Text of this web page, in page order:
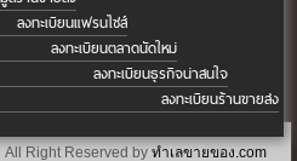
ลงทะเบียนแฟรนไชส์
ลงทะเบียนตลาดนัดใหม่
ลงทะเบียนธุรกิจน่าสนใจ
ลงทะเบียนร้านขายส่ง
All Right Reserved by ทำเลขายของ.com